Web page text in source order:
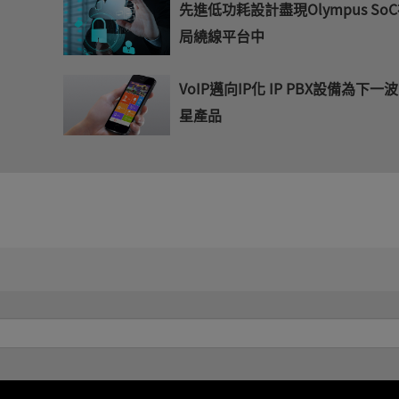
先進低功耗設計盡現Olympus
局繞線平台中
VoIP邁向IP化 IP PBX設備為下一
星產品